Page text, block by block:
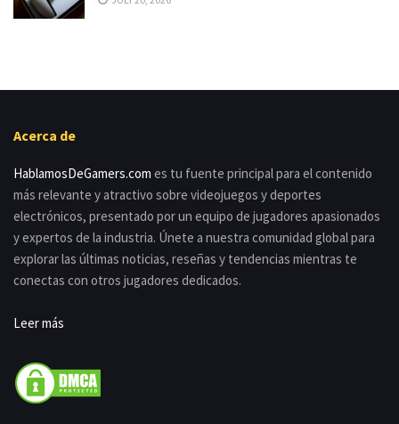
Acerca de
HablamosDeGamers.com es tu fuente principal para el contenido
más relevante y atractivo sobre videojuegos y deportes
electrónicos, presentado por un equipo de jugadores apasionados
y expertos de la industria. Únete a nuestra comunidad global para
explorar las últimas noticias, reseñas y tendencias mientras te
conectas con otros jugadores dedicados.
Leer más